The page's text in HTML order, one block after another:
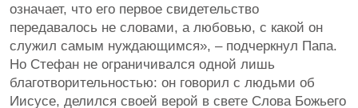
означает, что его первое свидетельство
передавалось не словами, а любовью, с какой он
служил самым нуждающимся», – подчеркнул Папа.
Но Стефан не ограничивался одной лишь
благотворительностью: он говорил с людьми об
Иисусе, делился своей верой в свете Слова Божьего